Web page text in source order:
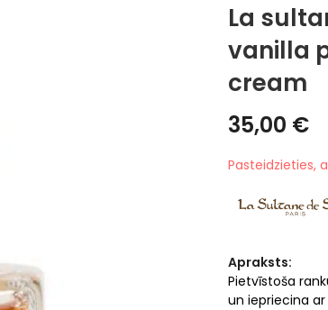
La
vanilla
cream
35,00 €
Pasteidzieties,
Apraksts:
Pietvīstoša
un iepriecina